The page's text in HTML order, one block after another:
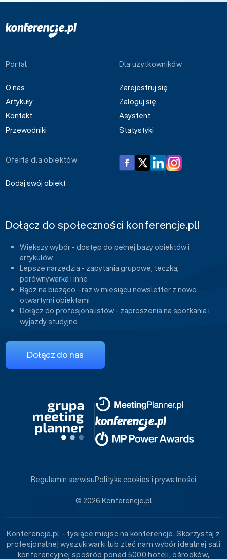
Portal
O nas
Artykuły
Kontakt
Przewodniki
Dla użytkowników
Zarejestruj się
Zaloguj się
Asystent
Statystyki
Oferta dla obiektów
Dodaj swój obiekt
Dołącz do społeczności konferencje.pl!
Większy wybór - dostęp do pełnej bazy obiektów i
artykułów
Lepsze narzędzia - zapytania grupowe, teczka,
porównywarka i inne
Bądź na bieżąco - raz w miesiącu newsletter z nowo
otwartymi obiektami
Dołącz do profesjonalistów - zaproszenia na spotkania i
wyjazdy studyjne
Dołącz do nas
© 2026 Konferencje.pl
Regulamin serwisuPolityka cookies i prywatności
Konferencje.pl – tysiące miejsc na konferencje. Skorzystaj z
profesjonalnej wyszukiwarki lub zleć nam wybór idealnej sali
konferencyjnej spośród ponad 5000 hoteli, ośrodków,